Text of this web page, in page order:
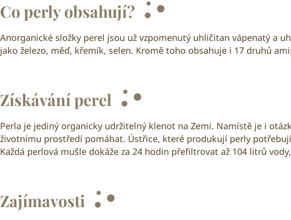
Co perly obsahují?
Anorganické složky perel jsou už vzpomenutý uhličitan vápenatý a
jako železo, měď, křemík, selen. Kromě toho obsahuje i 17 druhů
Získávání perel
Perla je jediný organicky udržitelný klenot na Zemi. Namístě je i
životnímu prostředí pomáhat. Ústřice, které produkují perly
Každá perlová mušle dokáže za 24 hodin přefiltrovat až 104 litrů
Zajímavosti